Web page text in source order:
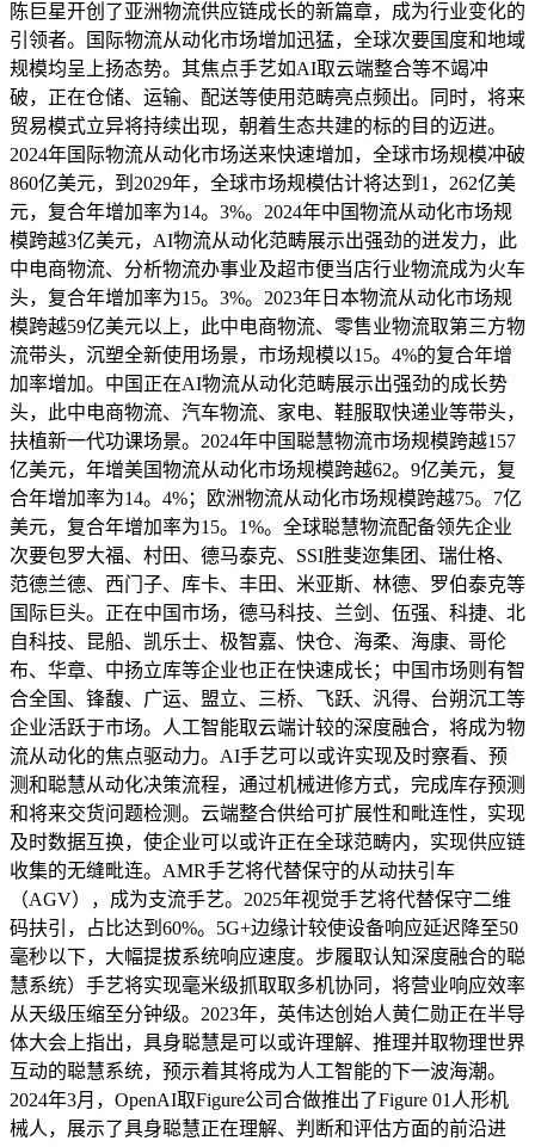
陈巨星开创了亚洲物流供应链成长的新篇章，成为行业变化的
引领者。国际物流从动化市场增加迅猛，全球次要国度和地域
规模均呈上扬态势。其焦点手艺如AI取云端整合等不竭冲
破，正在仓储、运输、配送等使用范畴亮点频出。同时，将来
贸易模式立异将持续出现，朝着生态共建的标的目的迈进。
2024年国际物流从动化市场送来快速增加，全球市场规模冲破
860亿美元，到2029年，全球市场规模估计将达到1，262亿美
元，复合年增加率为14。3%。2024年中国物流从动化市场规
模跨越3亿美元，AI物流从动化范畴展示出强劲的迸发力，此
中电商物流、分析物流办事业及超市便当店行业物流成为火车
头，复合年增加率为15。3%。2023年日本物流从动化市场规
模跨越59亿美元以上，此中电商物流、零售业物流取第三方物
流带头，沉塑全新使用场景，市场规模以15。4%的复合年增
加率增加。中国正在AI物流从动化范畴展示出强劲的成长势
头，此中电商物流、汽车物流、家电、鞋服取快递业等带头，
扶植新一代功课场景。2024年中国聪慧物流市场规模跨越157
亿美元，年增美国物流从动化市场规模跨越62。9亿美元，复
合年增加率为14。4%；欧洲物流从动化市场规模跨越75。7亿
美元，复合年增加率为15。1%。全球聪慧物流配备领先企业
次要包罗大福、村田、德马泰克、SSI胜斐迩集团、瑞仕格、
范德兰德、西门子、库卡、丰田、米亚斯、林德、罗伯泰克等
国际巨头。正在中国市场，德马科技、兰剑、伍强、科捷、北
自科技、昆船、凯乐士、极智嘉、快仓、海柔、海康、哥伦
布、华章、中扬立库等企业也正在快速成长；中国市场则有智
合全国、锋馥、广运、盟立、三桥、飞跃、汎得、台朔沉工等
企业活跃于市场。人工智能取云端计较的深度融合，将成为物
流从动化的焦点驱动力。AI手艺可以或许实现及时察看、预
测和聪慧从动化决策流程，通过机械进修方式，完成库存预测
和将来交货问题检测。云端整合供给可扩展性和毗连性，实现
及时数据互换，使企业可以或许正在全球范畴内，实现供应链
收集的无缝毗连。AMR手艺将代替保守的从动扶引车
（AGV），成为支流手艺。2025年视觉手艺将代替保守二维
码扶引，占比达到60%。5G+边缘计较使设备响应延迟降至50
毫秒以下，大幅提拔系统响应速度。步履取认知深度融合的聪
慧系统）手艺将实现毫米级抓取取多机协同，将营业响应效率
从天级压缩至分钟级。2023年，英伟达创始人黄仁勋正在半导
体大会上指出，具身聪慧是可以或许理解、推理并取物理世界
互动的聪慧系统，预示着其将成为人工智能的下一波海潮。
2024年3月，OpenAI取Figure公司合做推出了Figure 01人形机
械人，展示了具身聪慧正在理解、判断和评估方面的前沿进